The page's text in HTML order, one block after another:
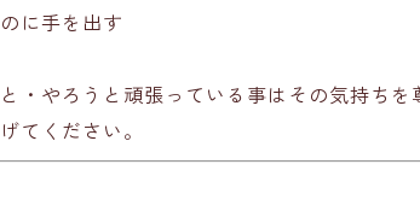
に手を出す
・やろうと頑張っている事はその気持ちを
てください。